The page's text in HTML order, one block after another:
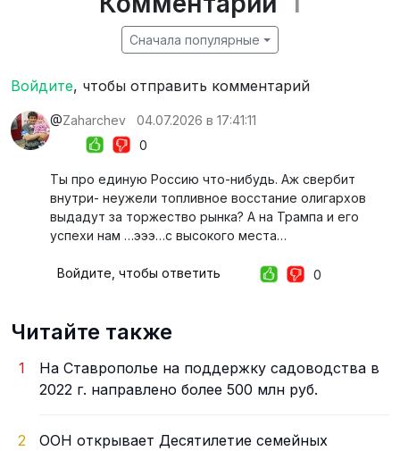
Сначала популярные
Войдите, чтобы отправить комментарий
@Zaharchev
04.07.2026 в 17:41:11
0
Ты про единую Россию что-нибудь. Аж свербит
внутри- неужели топливное восстание олигархов
выдадут за торжество рынка? А на Трампа и его
успехи нам …эээ…с высокого места…
Войдите, чтобы ответить 0
Читайте также
1
На Ставрополье на поддержку садоводства в
2022 г. направлено более 500 млн руб.
2
ООН открывает Десятилетие семейных